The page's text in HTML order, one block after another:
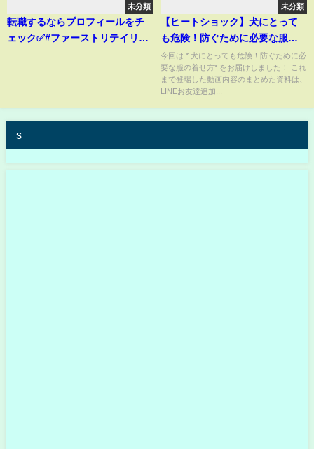
未分類
転職するならプロフィールをチ
ェック✅#ファーストリテイリン
未分類
【ヒートショック】犬にとって
も危険！防ぐために必要な服の
着せ方
今回は * 犬にとっても危険！防ぐために必
要な服の着せ方* をお届けしました！ これ
まで登場した動画内容のまとめた資料は、
LINEお友達追加...
s